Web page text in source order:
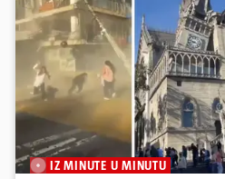
IZ MINUTE U MINUTU